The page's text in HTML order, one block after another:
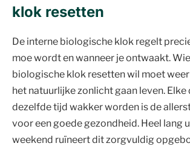
klok resetten
De interne biologische klok regelt
moe wordt en wanneer je ontwaakt.
biologische klok resetten wil moet
het natuurlijke zonlicht gaan leven.
dezelfde tijd wakker worden is de
voor een goede gezondheid. Heel lang
weekend ruïneert dit zorgvuldig